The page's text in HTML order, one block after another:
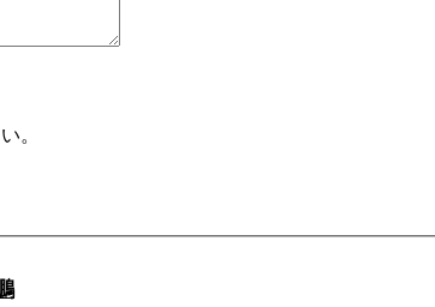
。